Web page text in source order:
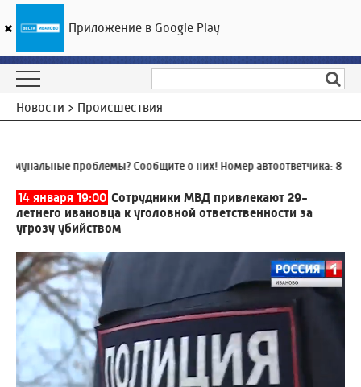
ГТРК «Ивтелерадио»
Новости > Происшествия
проблемы? Сообщите о них! Номер автоответчика:8
14 января 19:00 Сотрудники МВД привлекают 29-
летнего ивановца к уголовной ответственности за
угрозу убийством
Приложение в Google Play